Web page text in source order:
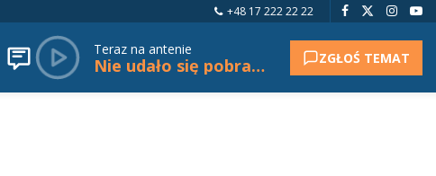
+48 17 222 22 22
Teraz na antenie
Nie udało się pobrać tytułu. ZGŁOŚ TEMAT